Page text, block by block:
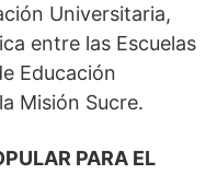
Universitaria,
entre las Escuelas
Educación
Misión Sucre.
PARA EL